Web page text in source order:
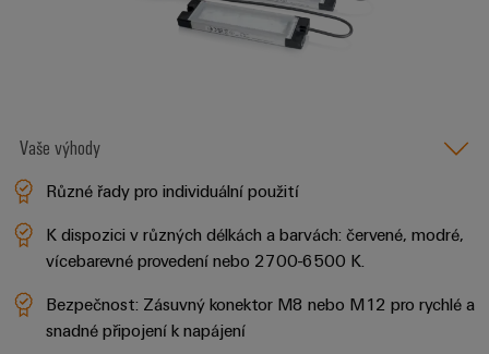
Digitální
rychlá
Vaše výhody
Různé řady pro individuální použití
K dispozici v různých délkách a barvách: červené, modré,
vícebarevné provedení nebo 2700-6500 K.
Bezpečnost: Zásuvný konektor M8 nebo M12 pro rychlé a
snadné připojení k napájení